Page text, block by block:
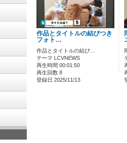
作品とタイトルの結びつき
フォト…
作品とタイトルの結び…
テーマ LCVNEWS
再生時間 00:01:50
再生回数 8
登録日 2025/11/13